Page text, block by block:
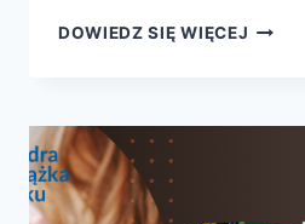
DOWIEDZ SIĘ WIĘCEJ MĄDRA
–